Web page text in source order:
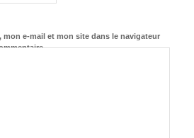
mon e-mail et mon site dans le navigateur